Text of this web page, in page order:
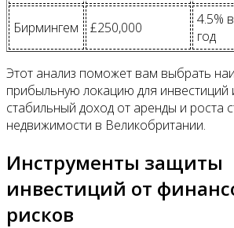
Бирмингем £250,000
4.5% в
год
Этот анализ поможет вам выбрать
прибыльную локацию для инвестиций
стабильный доход от аренды и роста
недвижимости в Великобритании.
Инструменты защиты
инвестиций от
рисков